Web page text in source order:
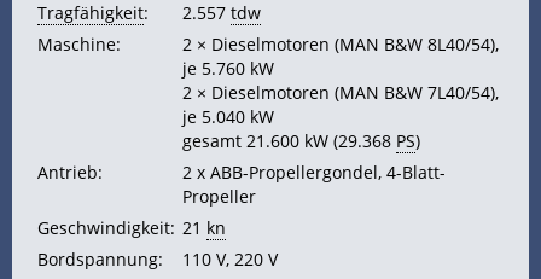
Tragfähigkeit: 2.557 tdw
Maschine:
2 × Dieselmotoren (MAN B&W 8L40/54),
je 5.760 kW
2 × Dieselmotoren (MAN B&W 7L40/54),
je 5.040 kW
gesamt 21.600 kW (29.368 PS)
Antrieb:
2 x ABB-Propellergondel, 4-Blatt-
Propeller
Geschwindigkeit: 21 kn
Bordspannung:
110 V, 220 V